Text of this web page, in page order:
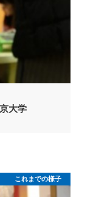
大学
これまでの様子